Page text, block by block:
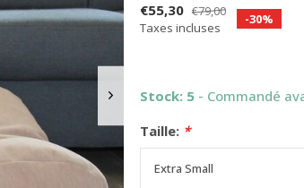
€55,30 €79,00
Taxes incluses
-30%
Stock: 5 - Commandé
Taille: *